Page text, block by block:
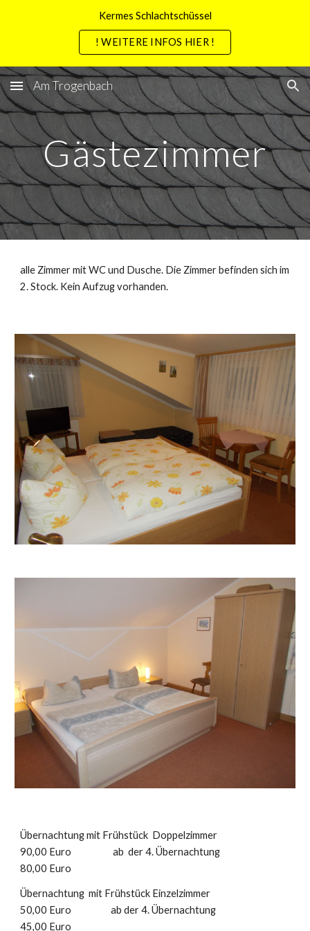
Kermes Schlachtschüssel
! WEITERE INFOS HIER !
Am Trogenbach
Gästezimmer
alle Zimmer mit WC und Dusche. Die Zimmer befinden sich im
2. Stock. Kein Aufzug vorhanden.
Übernachtung mit Frühstück Doppelzimmer
90,00 Euro ab der 4. Übernachtung
80,00 Euro
Übernachtung mit Frühstück Einzelzimmer
50,00 Euro ab der 4. Übernachtung
45,00 Euro